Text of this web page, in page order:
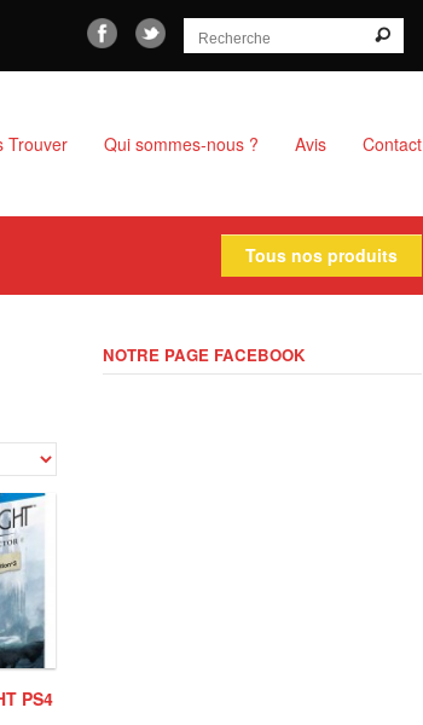
Trouver Qui sommes-nous ? Avis Contact
Tous nos produits
PS4
NOTRE PAGE FACEBOOK